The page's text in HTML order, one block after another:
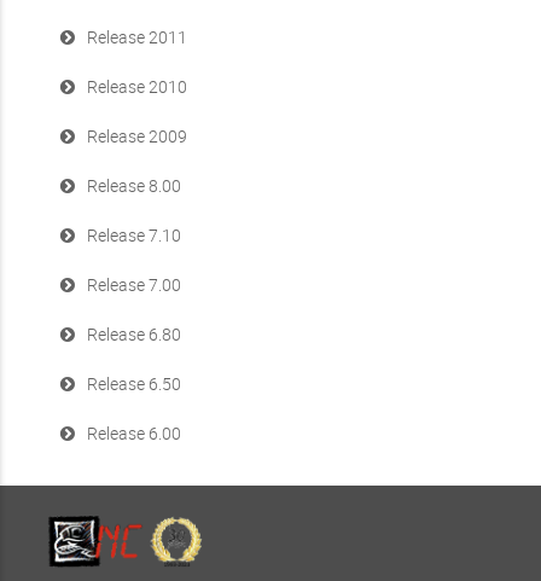
Release 2011
Release 2010
Release 2009
Release 8.00
Release 7.10
Release 7.00
Release 6.80
Release 6.50
Release 6.00